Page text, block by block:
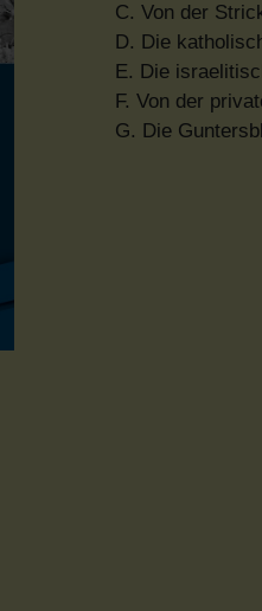
C. Von der
D. Die
E. Die
F. Von der
G. Die